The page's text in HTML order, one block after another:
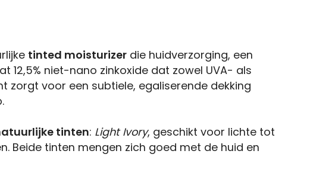
tinted moisturizer die huidverzorging, een
12,5% niet-nano zinkoxide dat zowel UVA- als
zorgt voor een subtiele, egaliserende dekking
tinten: Light Ivory, geschikt voor lichte tot
Beide tinten mengen zich goed met de huid en